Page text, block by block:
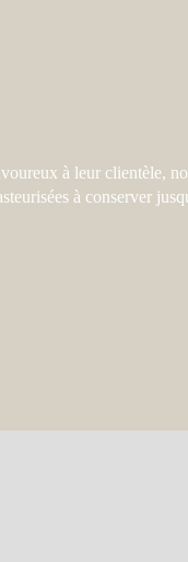
à leur clientèle,
à conserver